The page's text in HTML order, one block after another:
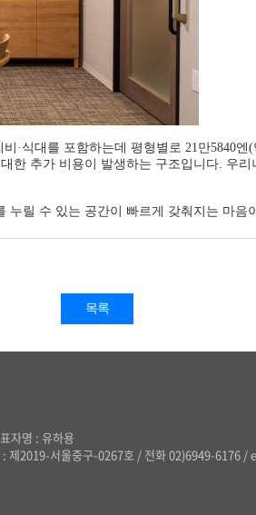
·식대를 포함하는데 평형별로 21만5840엔
한 추가 비용이 발생하는 구조입니다. 우
릴 수 있는 공간이 빠르게 갖춰지는 마음
목록
자명 : 유하용
제2019-서울중구-0267호 / 전화 02)6949-6176 /